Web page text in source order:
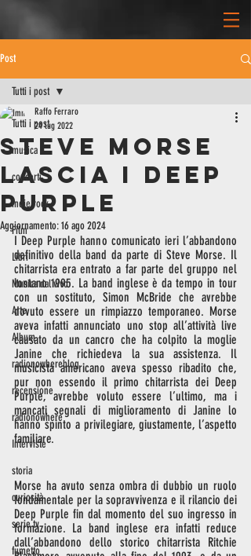
Post
Tutti i post
musica
concerti
indie rock
Film
Libri
Musica dal vivo
Arte
Album
radionowhereblog
recensione
radionowhere
Interviste
storia
curiosità
serie tv
fumetto
Tutti i post
Steve Morse
Lascia i DEEP
PURPLE
Raffo Ferraro
24 lug 2022
Aggiornamento:16 ago 2024
I Deep Purple hanno comunicato ieri l’abbandono
definitivo della band da parte di Steve Morse. Il
chitarrista era entrato a far parte del gruppo nel
lontano 1995. La band inglese è da tempo in tour
con un sostituto, Simon McBride che avrebbe
dovuto essere un rimpiazzo temporaneo. Morse
aveva infatti annunciato uno stop all’attività live
causato da un cancro che ha colpito la moglie
Janine che richiedeva la sua assistenza. Il
musicista americano aveva spesso ribadito che,
pur non essendo il primo chitarrista dei Deep
Purple, avrebbe voluto essere l’ultimo, ma i
mancati segnali di miglioramento di Janine lo
hanno spinto a privilegiare, giustamente, l’aspetto
familiare.
Morse ha avuto senza ombra di dubbio un ruolo
fondamentale per la sopravvivenza e il rilancio dei
Deep Purple fin dal momento del suo ingresso in
formazione. La band inglese era infatti reduce
dall’abbandono dello storico chitarrista Ritchie